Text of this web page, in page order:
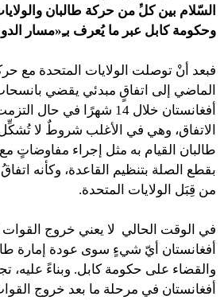
السّلام بين كلﱟ من حركة طالبان
وحكومة كابل عبر ما يُعرف بـِ«مسار
فبعد أنْ توصلت الولايات المتحدة مع
الماضي إلى اتفاقٍ مبدئي يقضي
أفغانستان خلال 14 شهرًا
الاتفاق، وهي في الأغلب شروطٌ لا
طالبان القيام به مثل إجراء مفاوضاتٍ
بقطع الصلة بتنظيم القاعدة، وكأنه
من قِبَل الولايات المتحدة.
في الوقت الحالي لا يعني خروج القوات
أفغانستان أيّ شيءٍ سوى عودة إمارة
والقضاء على حكومة كابل. وبناءً عليه،
أفغانستان في مرحلة ما بعد خروج